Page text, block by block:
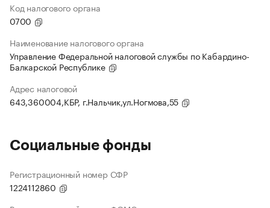
Код налогового органа
0700
Наименование налогового органа
Управление Федеральной налоговой службы по Кабардино-
Балкарской Республике
Адрес налоговой
643,360004,КБР, г.Нальчик,ул.Ногмова,55
Социальные фонды
Регистрационный номер СФР
1224112860